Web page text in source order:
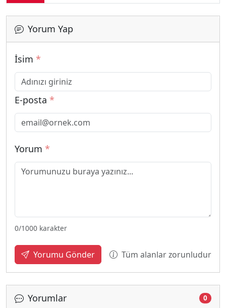
Yorum Yap
İsim *
E-posta *
Yorum *
0/1000 karakter
Yorumu Gönder Tüm alanlar zorunludur
Yorumlar 0